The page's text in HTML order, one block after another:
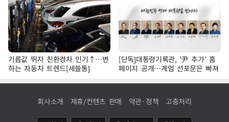
기름값 뛰자 친환경차 인기↑…변
하는 자동차 트렌드[세쓸통]
[단독]대통령기록관, '尹 추가' 홈
페이지 공개…계엄 선포문은 빠져
회사소개 제휴/컨텐츠 판매 약관·정책 고충처리